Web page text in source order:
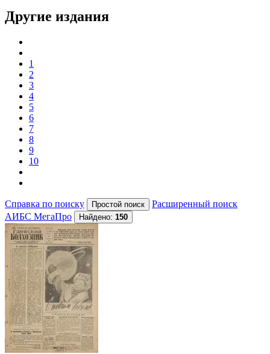
Другие издания
1
2
3
4
5
6
7
8
9
10
Справка по поиску
Расширенный поиск
АИБС МегаПро
Найдено: 150